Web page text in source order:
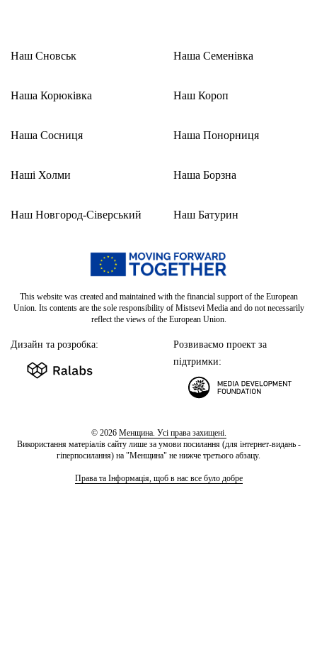
Наш Сновськ
Наша Корюківка
Наша Сосниця
Наші Холми
Наш Новгород-Сіверський
Наша Семенівка
Наш Короп
Наша Понорниця
Наша Борзна
Наш Батурин
This website was created and maintained with the financial support of the European
Union. Its contents are the sole responsibility of Mistsevi Media and do not necessarily
reflect the views of the European Union.
Дизайн та розробка:
Розвиваємо проект за
підтримки:
© 2026 Менщина. Усі права захищені.
Використання матеріалів сайту лише за умови посилання (для інтернет-видань -
гіперпосилання) на "Менщина" не нижче третього абзацу.
Права та Інформація, щоб в нас все було добре